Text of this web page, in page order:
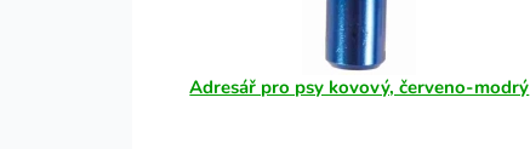
Adresář pro psy kovový, červeno-modrý